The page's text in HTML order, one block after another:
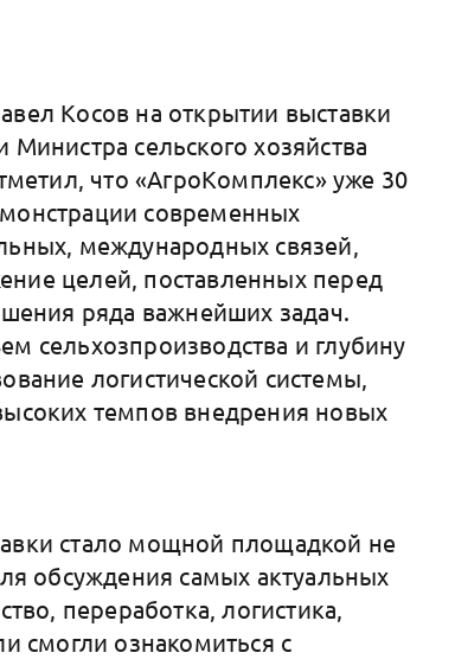
Косов на открытии выставки
сельского хозяйства
что «АгроКомплекс» уже 30
современных
международных связей,
целей, поставленных перед
ряда важнейших задач.
сельхозпроизводства и глубину
логистической системы,
темпов внедрения новых
стало мощной площадкой не
обсуждения самых актуальных
переработка, логистика,
смогли ознакомиться с